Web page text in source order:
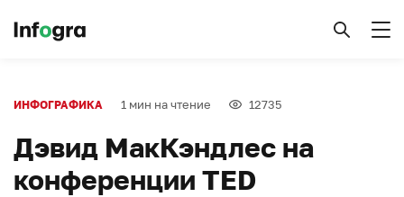
ИНФОГРАФИКА 1 мин на чтение 12735
Дэвид МакКэндлес на
конференции TED